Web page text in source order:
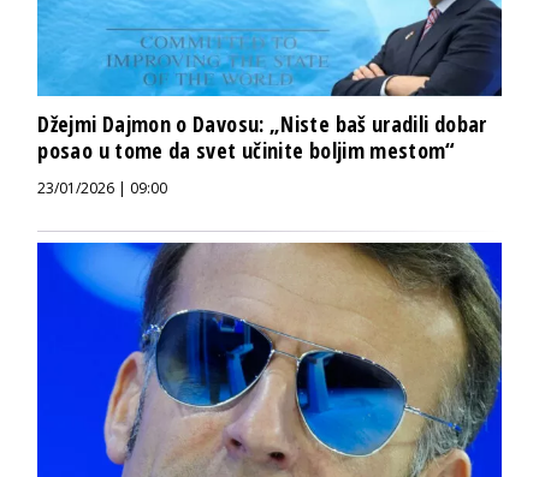
Džejmi Dajmon o Davosu: „Niste baš uradili dobar
posao u tome da svet učinite boljim mestom“
23/01/2026 | 09:00